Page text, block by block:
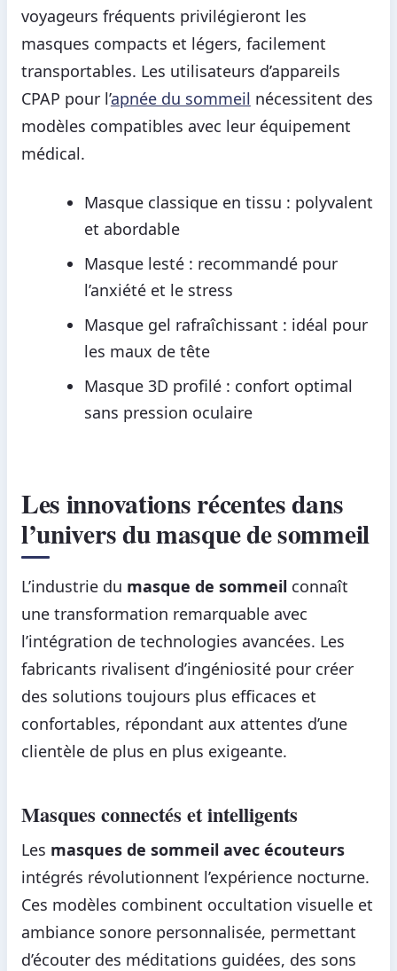
voyageurs fréquents privilégieront les
masques compacts et légers, facilement
transportables. Les utilisateurs d’appareils
CPAP pour l’apnée du sommeil nécessitent des
modèles compatibles avec leur équipement
médical.
Masque classique en tissu : polyvalent
et abordable
Masque lesté : recommandé pour
l’anxiété et le stress
Masque gel rafraîchissant : idéal pour
les maux de tête
Masque 3D profilé : confort optimal
sans pression oculaire
Les innovations récentes dans
l’univers du masque de sommeil
L’industrie du masque de sommeil connaît
une transformation remarquable avec
l’intégration de technologies avancées. Les
fabricants rivalisent d’ingéniosité pour créer
des solutions toujours plus efficaces et
confortables, répondant aux attentes d’une
clientèle de plus en plus exigeante.
Masques connectés et intelligents
Les masques de sommeil avec écouteurs
intégrés révolutionnent l’expérience nocturne.
Ces modèles combinent occultation visuelle et
ambiance sonore personnalisée, permettant
d’écouter des méditations guidées, des sons